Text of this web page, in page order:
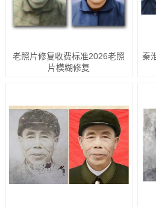
老照片修复收费标准2026老照
片模糊修复
秦